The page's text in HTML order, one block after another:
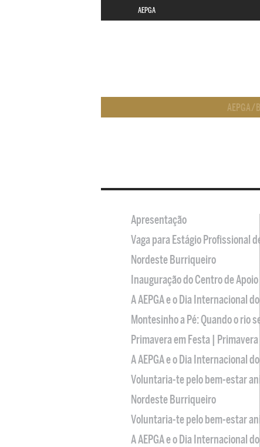
AEPGA
AEPGA/
Apresentação
Vaga para Estágio Profissional
Nordeste Burriqueiro
Inauguração do Centro de
A AEPGA e o Dia Internacional
Montesinho a Pé: Quando o rio
Primavera em Festa |
A AEPGA e o Dia Internacional
Voluntaria-te pelo bem-estar
Nordeste Burriqueiro
Voluntaria-te pelo bem-estar
A AEPGA e o Dia Internacional